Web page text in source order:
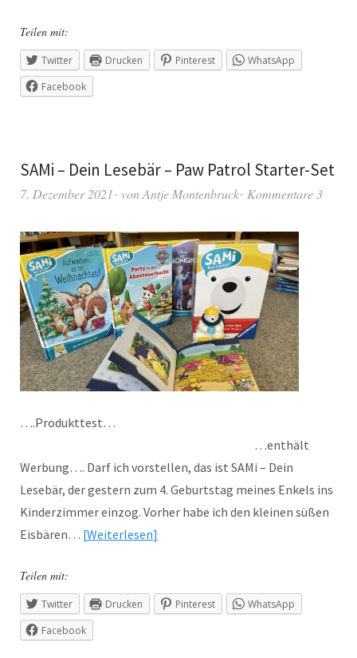
Teilen mit:
Twitter Drucken Pinterest
WhatsApp
Facebook
SAMi – Dein Lesebär – Paw Patrol Starter-Set
7. Dezember 2021 vonAntje Montenbruck Kommentare 3
….Produkttest…
…enthält
Werbung…. Darf ich vorstellen, das ist SAMi – Dein
Lesebär, der gestern zum 4. Geburtstag meines Enkels ins
Kinderzimmer einzog. Vorher habe ich den kleinen süßen
Eisbären… Weiterlesen
Teilen mit:
Twitter Drucken Pinterest
WhatsApp
Facebook